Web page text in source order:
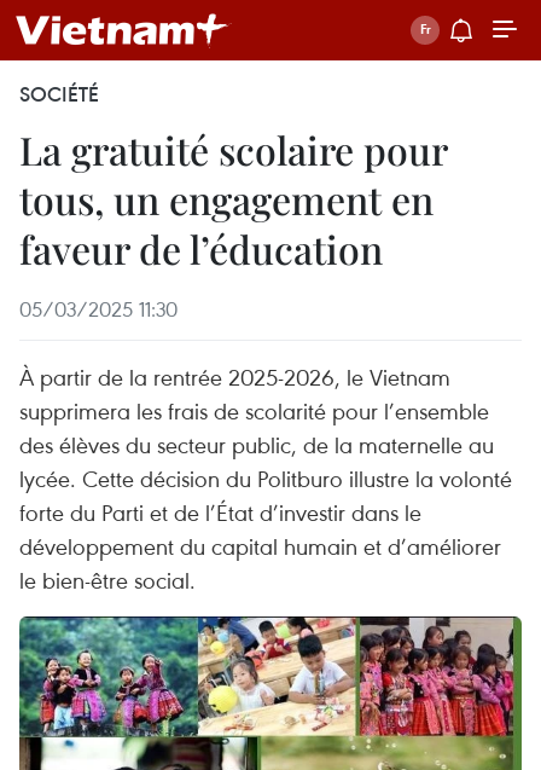
SOCIÉTÉ
La gratuité scolaire pour
tous, un engagement en
faveur de l’éducation
05/03/2025 11:30
À partir de la rentrée 2025-2026, le Vietnam
supprimera les frais de scolarité pour l’ensemble
des élèves du secteur public, de la maternelle au
lycée. Cette décision du Politburo illustre la volonté
forte du Parti et de l’État d’investir dans le
développement du capital humain et d’améliorer
le bien-être social.